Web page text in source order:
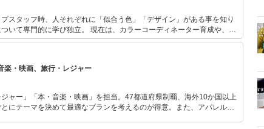
スタッフ時、人それぞれに「似合う色」「デザイン」がある事を知り
。 現在は、カラーコーディネーター育成や、企
ァッションセミナーやショップスタッフへの研修を多数行い、受講者
たアイテムを選べるようになった、と定評がある。 また、ファッ
示場やインテリアメーカーショールーム等でインテリアカラーコーディ
しをより豊かに快適にする「空間カラーコーディネート」も人気を得
楽・映画、旅行・レジャー
ジャー」「本・音楽・映画」を担当。47都道府県制覇、海外10か国以上
にテーマを決めて最適なプランを考えるのが得意。また、アパレルシ